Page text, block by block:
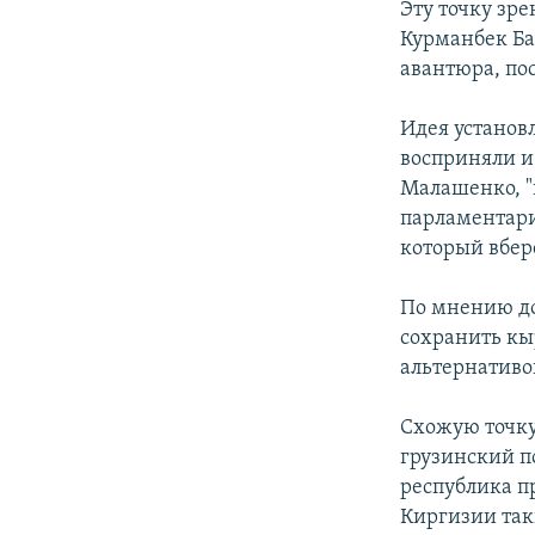
Эту точку
Курманбек
авантюра,
Идея
восприняли
Малашенко,
который
По мнению
сохранить
Схожую
грузинский
республика
Киргизии